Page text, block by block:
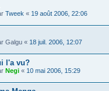
Tweek « 19 août 2006, 22:06
Galgu « 18 juil. 2006, 12:07
l'a vu?
Negi « 10 mai 2006, 15:29